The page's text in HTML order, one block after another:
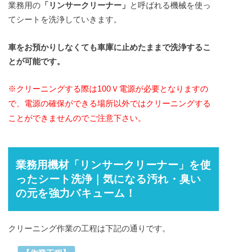
業務用の 「リンサークリーナー」 と呼ばれる機械を使っ
てシートを洗浄していきます。
車をお預かりしなくても車庫に止めたままで洗浄するこ
とが可能です。
※クリーニングする際は100Ｖ電源が必要となりますの
で、電源の確保ができる場所以外ではクリーニングする
ことができませんのでご注意下さい。
業務用機材「リンサークリーナー」を使
ったシート洗浄｜気になる汚れ・臭い
の元を強力バキューム！
クリーニング作業の工程は下記の通りです。